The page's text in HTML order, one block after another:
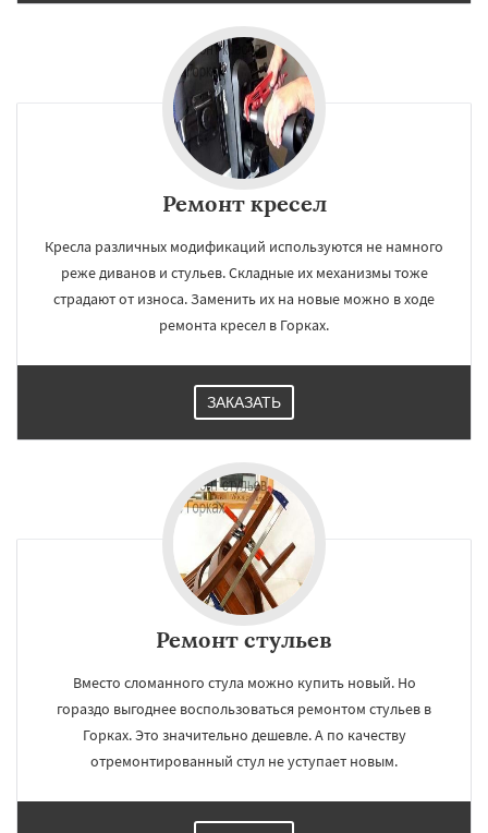
Ремонт кресел
Кресла различных модификаций используются не намного
реже диванов и стульев. Складные их механизмы тоже
страдают от износа. Заменить их на новые можно в ходе
ремонта кресел в Горках.
ЗАКАЗАТЬ
Ремонт стульев
Вместо сломанного стула можно купить новый. Но
гораздо выгоднее воспользоваться ремонтом стульев в
Горках. Это значительно дешевле. А по качеству
отремонтированный стул не уступает новым.